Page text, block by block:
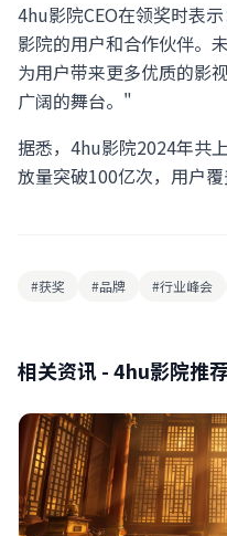
4hu影院CEO在领奖时表
影院的用户和合作伙伴。
为用户带来更多优质的影
广阔的舞台。"
据悉，4hu影院2024年共
放量突破100亿次，用户
#获奖 #品牌 #行业峰会
相关资讯 - 4hu影院推